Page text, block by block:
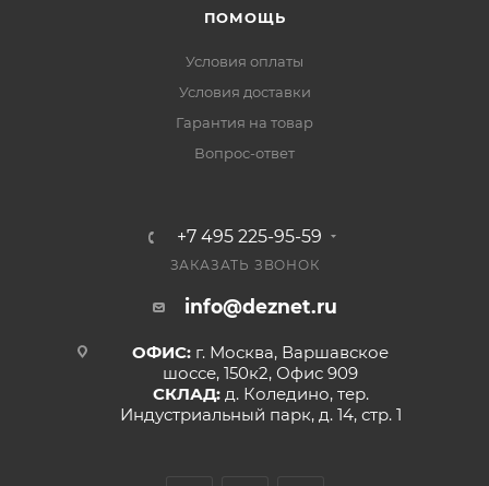
ПОМОЩЬ
Условия оплаты
Условия доставки
Гарантия на товар
Вопрос-ответ
+7 495 225-95-59
ЗАКАЗАТЬ ЗВОНОК
info@deznet.ru
ОФИС: г. Москва, Варшавское
шоссе, 150к2, Офис 909
СКЛАД: д. Коледино, тер.
Индустриальный парк, д. 14, стр. 1